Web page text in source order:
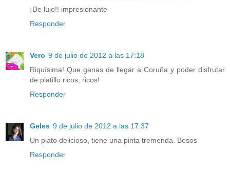
¡De lujo!! impresionante
Responder
Vero 9 de julio de 2012 a las 17:18
Riquísima! Que ganas de llegar a Coruña y poder disfrutar
de platillo ricos, ricos!
Responder
Geles 9 de julio de 2012 a las 17:37
Un plato delicioso, tiene una pinta tremenda. Besos
Responder